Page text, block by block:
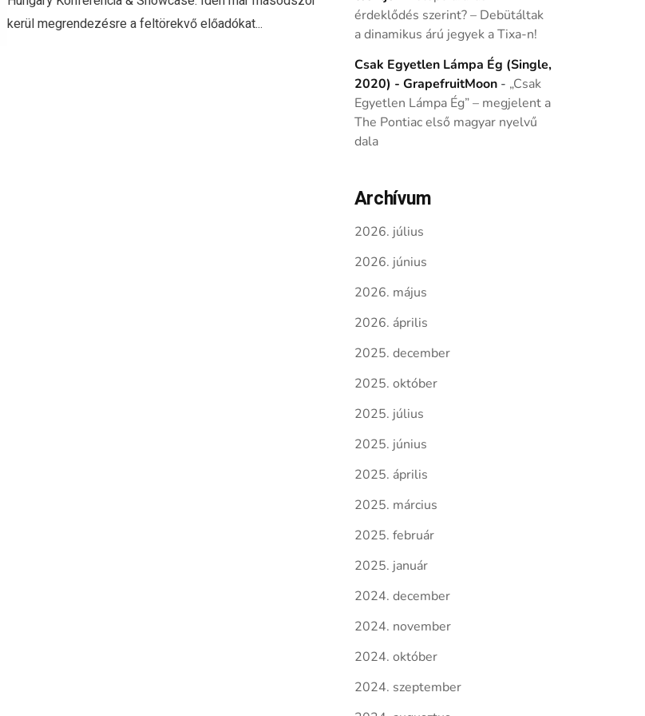
kerül megrendezésre a feltörekvő előadókat...
érdeklődés szerint? – Debütáltak
a dinamikus árú jegyek a Tixa-n!
Csak Egyetlen Lámpa Ég (Single,
2020) - GrapefruitMoon- „Csak
Egyetlen Lámpa Ég” – megjelent a
The Pontiac első magyar nyelvű
dala
Archívum
2026. július
2026. június
2026. május
2026. április
2025. december
2025. október
2025. július
2025. június
2025. április
2025. március
2025. február
2025. január
2024. december
2024. november
2024. október
2024. szeptember